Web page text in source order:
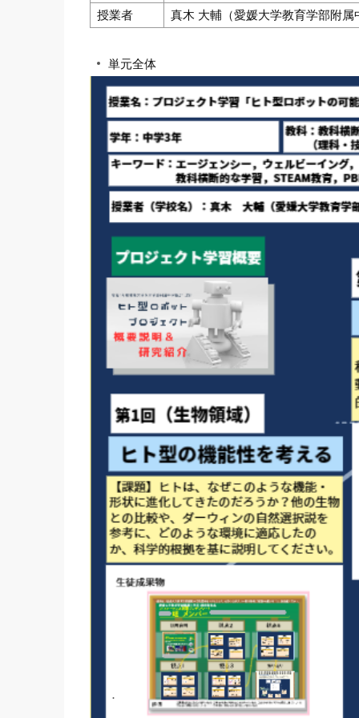
授業者 真木 大輔（愛媛大学教育学部附属
単元全体